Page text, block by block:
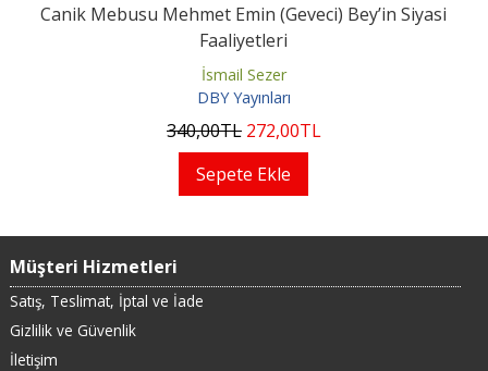
Canik Mebusu Mehmet Emin (Geveci) Bey’in Siyasi
Faaliyetleri
İsmail Sezer
DBY Yayınları
340,00TL 272,00TL
Sepete Ekle
Müşteri Hizmetleri
Satış, Teslimat, İptal ve İade
Gizlilik ve Güvenlik
İletişim